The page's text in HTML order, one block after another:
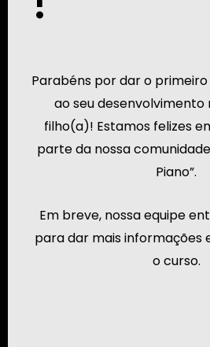
Parabéns por dar o
ao seu desenvolvimento
filho(a)! Estamos felizes
parte da nossa
Piano”.
Em breve, nossa equipe
para dar mais informações
o curso.